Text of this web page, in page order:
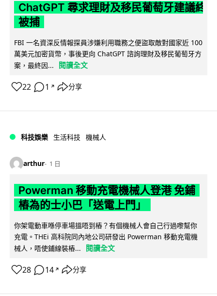
ChatGPT 尋求理財及移民葡萄牙建議終
被捕
FBI 一名資深反情報探員涉嫌利用職務之便盜取敵對國家近 100
萬美元加密貨幣，事後更向 ChatGPT 諮詢理財及移民葡萄牙方
案，最終因...
閱讀全文
22 1 ↗ 分享
科技娛樂 生活科技 機械人
arthur 1 日
Powerman 移動充電機械人登港 免鋪
樁為的士小巴「送電上門」
你架電動車喺停車場搵唔到樁？有個機械人會自己行過嚟幫你
充電。THEi 高科院同內地公司研發出 Powerman 移動充電機
械人，唔使鋪線裝樁...
閱讀全文
28 14 ↗ 分享